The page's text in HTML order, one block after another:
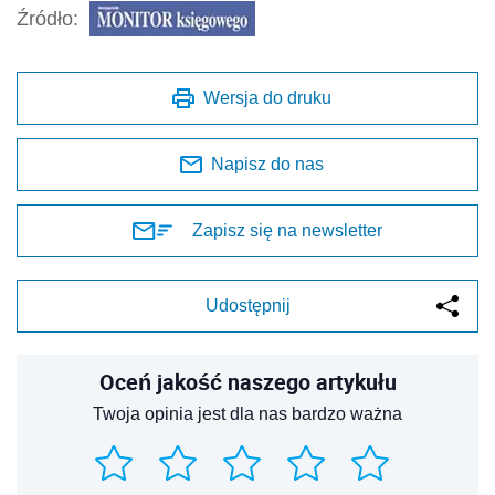
Źródło:
Wersja do druku
Napisz do nas
Zapisz się na newsletter
Udostępnij
Oceń jakość naszego artykułu
Twoja opinia jest dla nas bardzo ważna